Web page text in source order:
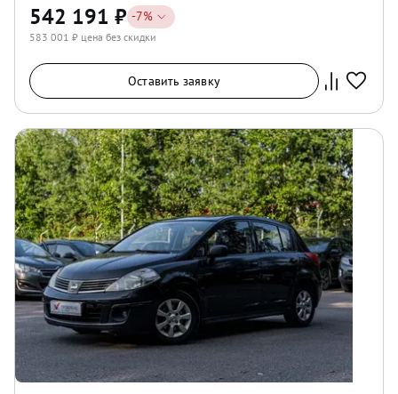
542 191 ₽ -7%
583 001 ₽ цена без скидки
Оставить заявку